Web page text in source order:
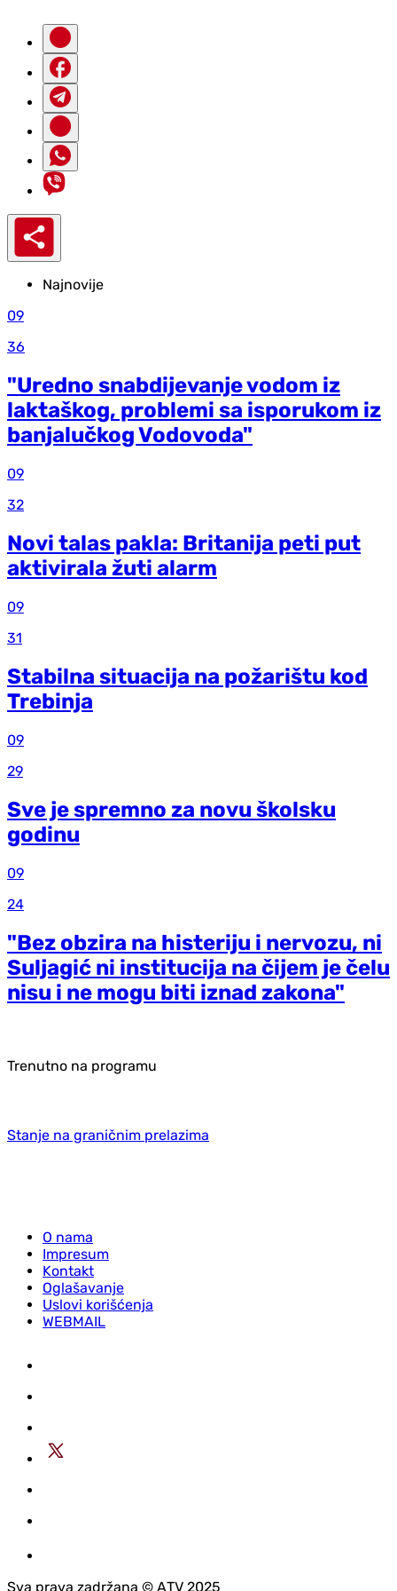
Najnovije
09
36
"Uredno snabdijevanje vodom iz
laktaškog, problemi sa isporukom iz
banjalučkog Vodovoda"
09
32
Novi talas pakla: Britanija peti put
aktivirala žuti alarm
09
31
Stabilna situacija na požarištu kod
Trebinja
09
29
Sve je spremno za novu školsku
godinu
09
24
"Bez obzira na histeriju i nervozu, ni
Suljagić ni institucija na čijem je čelu
nisu i ne mogu biti iznad zakona"
Trenutno na programu
Stanje na graničnim prelazima
O nama
Impresum
Kontakt
Oglašavanje
Uslovi korišćenja
WEBMAIL
Sva prava zadržana © АTV 2025